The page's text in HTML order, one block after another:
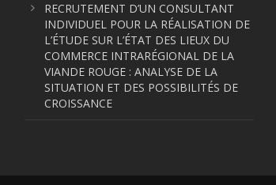
RECRUTEMENT D’UN CONSULTANT
INDIVIDUEL POUR LA RÉALISATION DE
L’ÉTUDE SUR L’ÉTAT DES LIEUX DU
COMMERCE INTRARÉGIONAL DE LA
VIANDE ROUGE : ANALYSE DE LA
SITUATION ET DES POSSIBILITÉS DE
CROISSANCE